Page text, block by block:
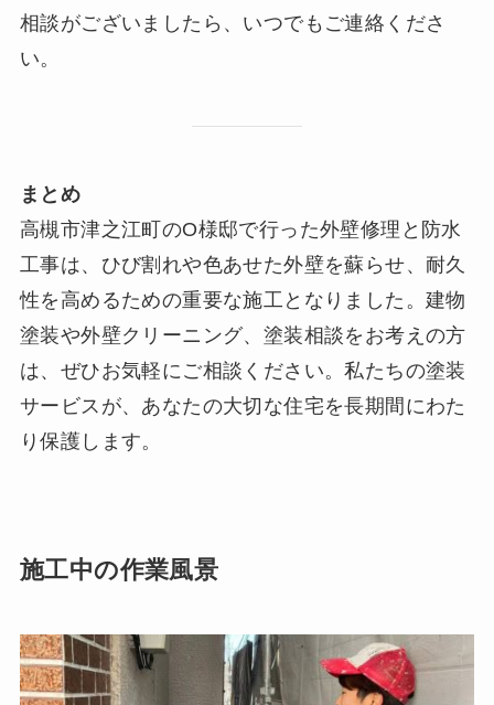
相談がございましたら、いつでもご連絡くださ
い。
まとめ
高槻市津之江町のO様邸で行った外壁修理と防水
工事は、ひび割れや色あせた外壁を蘇らせ、耐久
性を高めるための重要な施工となりました。建物
塗装や外壁クリーニング、塗装相談をお考えの方
は、ぜひお気軽にご相談ください。私たちの塗装
サービスが、あなたの大切な住宅を長期間にわた
り保護します。
施工中の作業風景